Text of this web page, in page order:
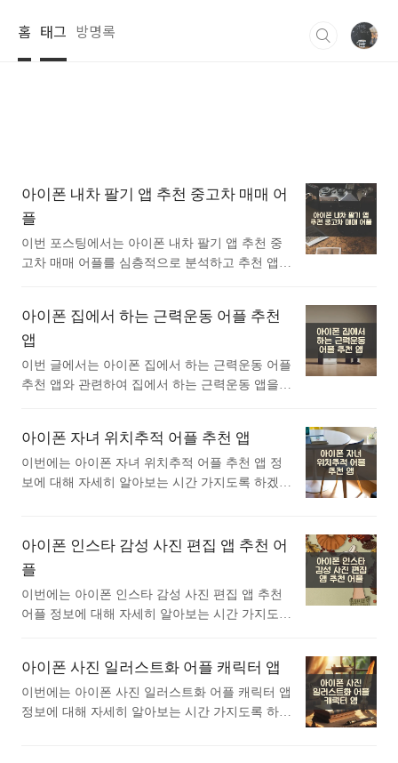
홈 태그 방명록
아이폰 내차 팔기 앱 추천 중고차 매매 어
플
이번 포스팅에서는 아이폰 내차 팔기 앱 추천 중
고차 매매 어플를 심층적으로 분석하고 추천 앱을
어지고 있습니다. 소개하는 앱들은 실제 사용자
리뷰와 평가를 반영하여 선정되었습니다. 각 앱의
기능, 특징, 디자인까지 상세히 다루며 스크린샷
을 통해 시각적으로도 이해할 수 있습니다. 이 글
습니다. 마지막으로, 각 앱의 장단점을 비교하며
사용 목적에 맞는 선택을 할 수 있도록 안내드립
니다. 1. 아이폰 헤이딜러 - 번호판 시세, 내차팔기
아이폰 집에서 하는 근력운동 어플 추천
앱
이번 글에서는 아이폰 집에서 하는 근력운동 어플
추천 앱와 관련하여 집에서 하는 근력운동 앱을
징과 장점, 스크린샷을 포함하여 시각적으로 이해
하기 쉽게 구성했습니다. 포스팅을 통해 앱 선택
시 고려해야 할 요소와 실제 활용 팁까지 확인할
택 가이드를 제공합니다. 이번 글이 여러분의 앱
활용 능력을 높이는 데 도움이 되길 바랍니다. 1.
아이폰 Nike Training Club: 운동 앱 앱 1) 아이폰 N
ike Training Club: 운동 앱 어플 소개 Nike Training
Club에는 운동 그 이상의 의미가..<
아이폰 자녀 위치추적 어플 추천 앱
이번에는 아이폰 자녀 위치추적 어플 추천 앱 정
보에 대해 자세히 알아보는 시간 가지도록 하겠습
아래는 앱스토어 에서 자녀 위치추적어플로 검색
했을때 가장 상단에 뜨는 어플입니다. 가장 인기
있는 자녀 위치추적 어플에 대해 궁금하시다면 따
라오세요. 1. 아이폰 파인드마이키즈 | Findmykids
위치추적 앱 1) 아이폰 파인드마이키즈 | Findmyki
키즈 | Findmykids 위치추적 어플에 대한 자세한
설명입니다. 참고하세요. Findmykids'는 특별히 자
녀에게 신경쓰는 부모님들을 위해 만들어졌습니
다. 이 앱을 사용하면 온라인으로 자녀의 위치 추
아이폰 인스타 감성 사진 편집 앱 추천 어
플
이번에는 아이폰 인스타 감성 사진 편집 앱 추천
어플 정보에 대해 자세히 알아보는 시간 가지도록
추천드립니다. 아래는 앱스토어 에서 인스타 감성
사진 편집어플로 검색했을때 가장 상단에 뜨는 어
플입니다. 가장 인기있는 인스타 감성 사진 편집
아이폰 사진 일러스트화 어플 캐릭터 앱
이번에는 아이폰 사진 일러스트화 어플 캐릭터 앱
정보에 대해 자세히 알아보는 시간 가지도록 하겠